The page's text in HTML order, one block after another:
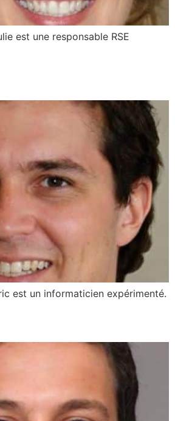
est une responsable RSE
est un informaticien expérimenté.